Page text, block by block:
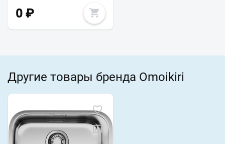
0 ₽
Другие товары бренда Omoikiri